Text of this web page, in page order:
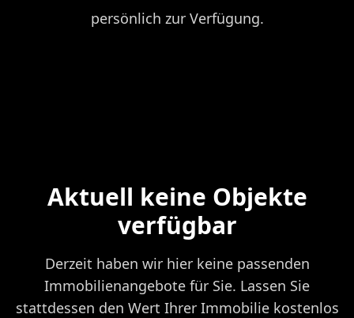
persönlich zur Verfügung.
Aktuell keine Objekte
verfügbar
Derzeit haben wir hier keine passenden
Immobilienangebote für Sie. Lassen Sie
stattdessen den Wert Ihrer Immobilie kostenlos